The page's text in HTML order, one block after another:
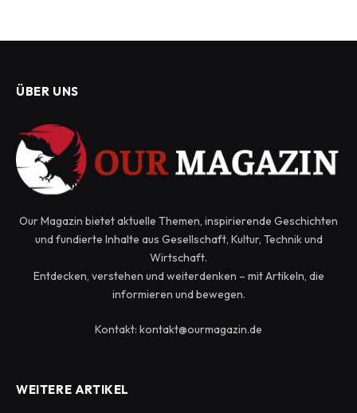
ÜBER UNS
Our Magazin bietet aktuelle Themen, inspirierende Geschichten
und fundierte Inhalte aus Gesellschaft, Kultur, Technik und
Wirtschaft.
Entdecken, verstehen und weiterdenken – mit Artikeln, die
informieren und bewegen.
Kontakt: kontakt@ourmagazin.de
WEITERE ARTIKEL